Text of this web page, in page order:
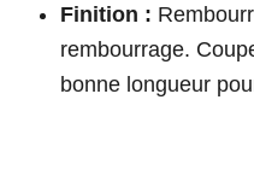
Finition :
rembourrage.
bonne longueur